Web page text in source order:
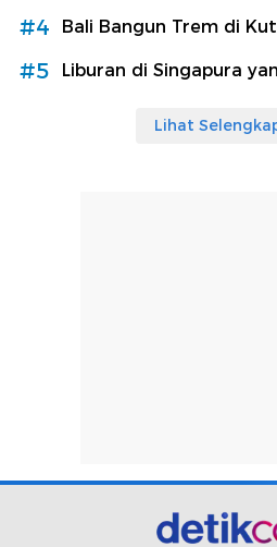
#4 Bali Bangun Trem di
#5 Liburan di Singapura
Lihat